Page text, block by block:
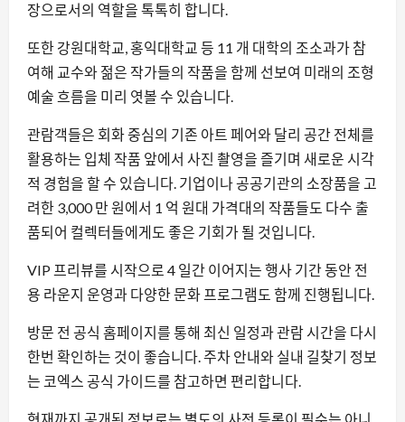
장으로서의 역할을 톡톡히 합니다.
또한 강원대학교, 홍익대학교 등 11 개 대학의 조소과가 참
여해 교수와 젊은 작가들의 작품을 함께 선보여 미래의 조형
예술 흐름을 미리 엿볼 수 있습니다.
관람객들은 회화 중심의 기존 아트 페어와 달리 공간 전체를
활용하는 입체 작품 앞에서 사진 촬영을 즐기며 새로운 시각
적 경험을 할 수 있습니다. 기업이나 공공기관의 소장품을 고
려한 3,000 만 원에서 1 억 원대 가격대의 작품들도 다수 출
품되어 컬렉터들에게도 좋은 기회가 될 것입니다.
VIP 프리뷰를 시작으로 4 일간 이어지는 행사 기간 동안 전
용 라운지 운영과 다양한 문화 프로그램도 함께 진행됩니다.
방문 전 공식 홈페이지를 통해 최신 일정과 관람 시간을 다시
한번 확인하는 것이 좋습니다. 주차 안내와 실내 길찾기 정보
는 코엑스 공식 가이드를 참고하면 편리합니다.